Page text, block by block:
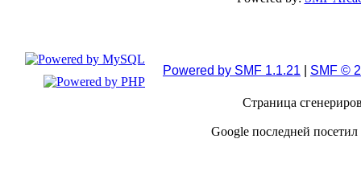
Powered by SMF 1.1.21 SMF ©
Страница
Google последней